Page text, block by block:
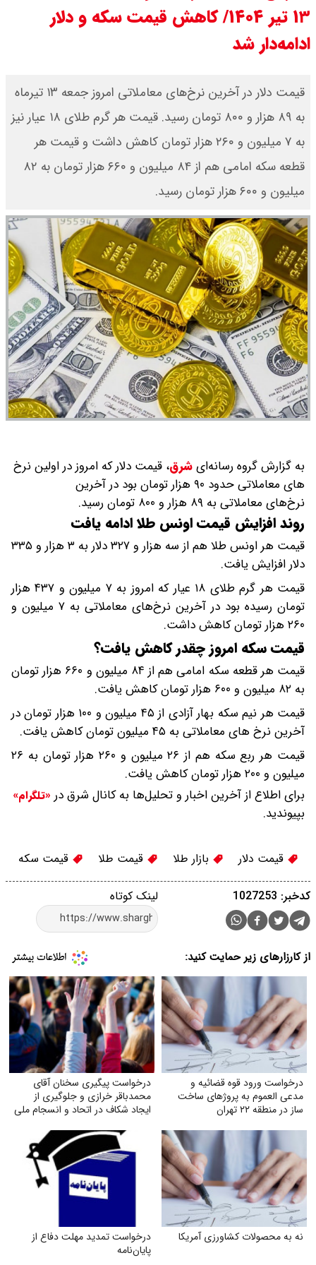
مرداد ۱۴۰۵ / سکه پارسیان ۲۰۰ سوتی۱۳ تیر ۱۴۰۴/ کاهش قیمت سکه و دلار
ادامه‌دار شد
قیمت دلار در آخرین نرخ‌های معاملاتی امروز جمعه ۱۳ تیرماه
به ۸۹ هزار و ۸۰۰ تومان رسید. قیمت هر گرم طلای ۱۸ عیار نیز
به ۷ میلیون و ۲۶۰ هزار تومان کاهش داشت و قیمت هر
قطعه سکه امامی هم از ۸۴ میلیون و ۶۶۰ هزار تومان به ۸۲
میلیون و ۶۰۰ هزار تومان رسید.
به گزارش گروه رسانه‌ایشرق، قیمت دلار که امروز در اولین نرخ
های معاملاتی حدود ۹۰ هزار تومان بود در آخرین
نرخ‌های معاملاتی به ۸۹ هزار و ۸۰۰ تومان رسید.
روند افزایش قیمت اونس طلا ادامه یافت
قیمت هر اونس طلا هم از سه هزار و ۳۲۷ دلار به ۳ هزار و ۳۳۵
دلار افزایش یافت.
قیمت هر گرم طلای ۱۸ عیار که امروز به ۷ میلیون و ۴۳۷ هزار
تومان رسیده بود در آخرین نرخ‌های معاملاتی به ۷ میلیون و
۲۶۰ هزار تومان کاهش داشت.
قیمت سکه امروز چقدر کاهش یافت؟
قیمت هر قطعه سکه امامی هم از ۸۴ میلیون و ۶۶۰ هزار تومان
به ۸۲ میلیون و ۶۰۰ هزار تومان کاهش یافت.
قیمت هر نیم سکه بهار آزادی از ۴۵ میلیون و ۱۰۰ هزار تومان در
آخرین نرخ های معاملاتی به ۴۵ میلیون تومان کاهش یافت.
قیمت هر ربع سکه هم از ۲۶ میلیون و ۲۶۰ هزار تومان به ۲۶
میلیون و ۲۰۰ هزار تومان کاهش یافت.
برای اطلاع از آخرین اخبار و تحلیل‌ها به کانال شرق در «تلگرام»
بپیوندید.
قیمت دلار بازار طلا قیمت طلا قیمت سکه
لینک کوتاه کدخبر: 1027253
از کارزارهای زیر حمایت کنید:
درخواست ورود قوه قضائیه و
مدعی العموم به پروژهای ساخت
ساز در منطقه ۲۲ تهران
درخواست پیگیری سخنان آقای
محمدباقر خرازی و جلوگیری از
ایجاد شکاف در اتحاد و انسجام ملی
نه به محصولات کشاورزی آمریکا
درخواست تمدید مهلت دفاع از
پایان‌نامه